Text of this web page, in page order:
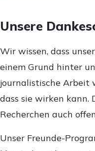
Unsere
Wir wissen, dass
einem Grund hinter
journalistische Arbeit
dass sie wirken kann.
Recherchen auch
Unser Freunde-